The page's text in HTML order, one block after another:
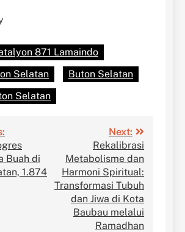
871 Lamaindo
Selatan
Buton Selatan
Selatan
Buah di
1.874
Next:
Rekalibrasi
Metabolisme dan
Harmoni Spiritual:
Transformasi Tubuh
dan Jiwa di Kota
Baubau melalui
Ramadhan